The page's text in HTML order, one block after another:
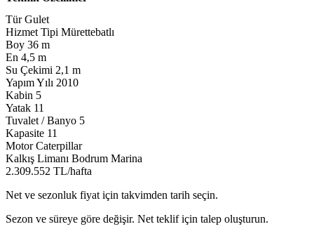
Tür Gulet
Hizmet Tipi Mürettebatlı
Boy 36 m
En 4,5 m
Su Çekimi 2,1 m
Yapım Yılı 2010
Kabin 5
Yatak 11
Tuvalet / Banyo 5
Kapasite 11
Motor Caterpillar
Kalkış Limanı Bodrum Marina
2.309.552 TL/hafta
Net ve sezonluk fiyat için takvimden tarih seçin.
Sezon ve süreye göre değişir. Net teklif için talep oluşturun.